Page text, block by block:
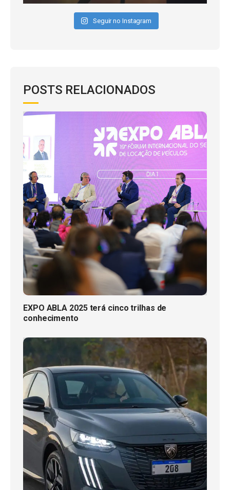
Seguir no Instagram
POSTS RELACIONADOS
EXPO ABLA 2025 terá cinco trilhas de
conhecimento